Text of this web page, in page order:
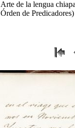
Arte de la lengua
Órden de